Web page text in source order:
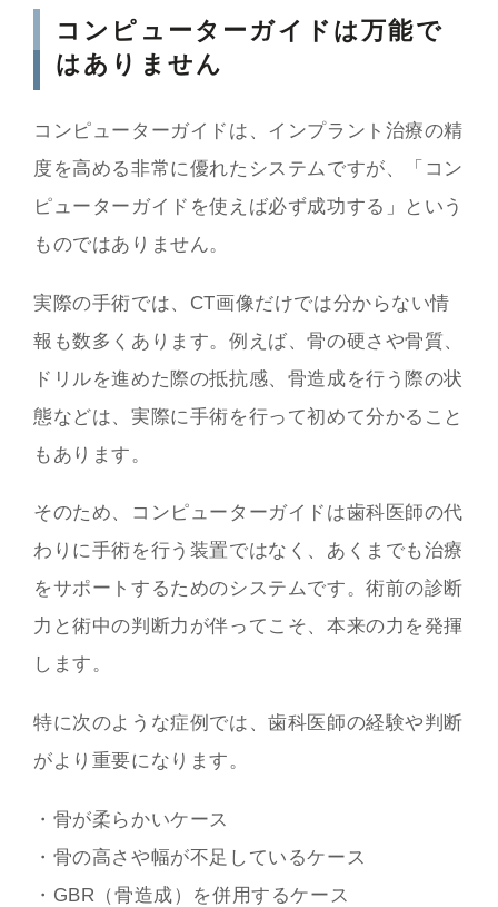
コンピューターガイドは万能で
はありません
コンピューターガイドは、インプラント治療の精
度を高める非常に優れたシステムですが、「コン
ピューターガイドを使えば必ず成功する」という
ものではありません。
実際の手術では、CT画像だけでは分からない情
報も数多くあります。例えば、骨の硬さや骨質、
ドリルを進めた際の抵抗感、骨造成を行う際の状
態などは、実際に手術を行って初めて分かること
もあります。
そのため、コンピューターガイドは歯科医師の代
わりに手術を行う装置ではなく、あくまでも治療
をサポートするためのシステムです。術前の診断
力と術中の判断力が伴ってこそ、本来の力を発揮
します。
特に次のような症例では、歯科医師の経験や判断
がより重要になります。
・骨が柔らかいケース
・骨の高さや幅が不足しているケース
・GBR（骨造成）を併用するケース